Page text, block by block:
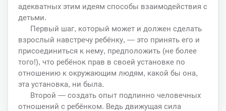
адекватных этим идеям способы взаимодействия с
детьми.
Первый шаг, который может и должен сделать
взрослый навстречу ребёнку, — это принять его и
присоединиться к нему, предположить (не более
того!), что ребёнок прав в своей установке по
отношению к окружающим людям, какой бы она,
эта установка, ни была.
Второй — создать опыт подлинно человечных
отношений с ребёнком. Ведь движущая сила